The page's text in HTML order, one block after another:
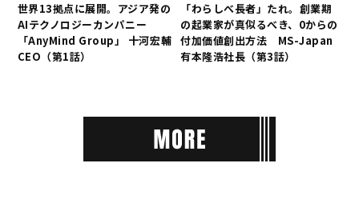
世界13拠点に展開。アジア発の
AIテクノロジーカンパニー
「AnyMind Group」 十河宏輔
CEO（第1話）
「わらしべ長者」たれ。創業期
の起業家が真似るべき、0からの
付加価値創出方法 MS-Japan
有本隆浩社長（第3話）